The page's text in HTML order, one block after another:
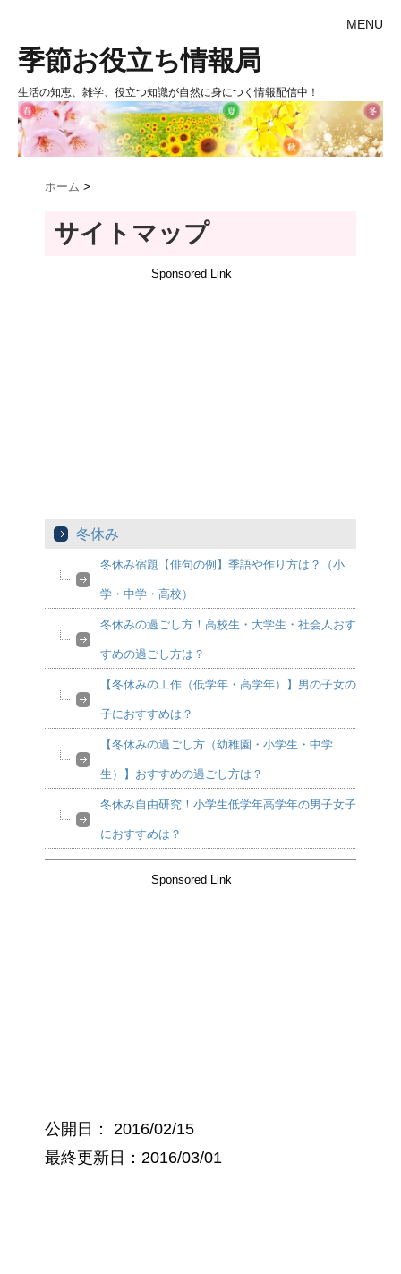
MENU
季節お役立ち情報局
生活の知恵、雑学、役立つ知識が自然に身につく情報配信中！
ホーム >
サイトマップ
Sponsored Link
冬休み
冬休み宿題【俳句の例】季語や作り方は？（小
学・中学・高校）
冬休みの過ごし方！高校生・大学生・社会人おす
すめの過ごし方は？
【冬休みの工作（低学年・高学年）】男の子女の
子におすすめは？
【冬休みの過ごし方（幼稚園・小学生・中学
生）】おすすめの過ごし方は？
冬休み自由研究！小学生低学年高学年の男子女子
におすすめは？
Sponsored Link
公開日： 2016/02/15
最終更新日：2016/03/01